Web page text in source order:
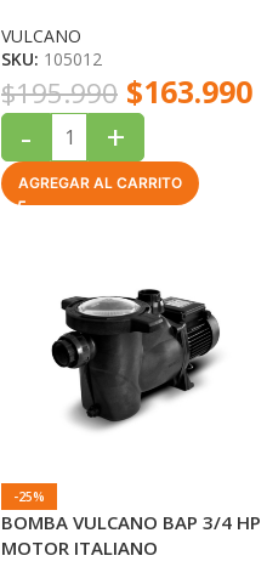
VULCANO
SKU: 105012
$195.990 $163.990
- +
AGREGAR AL CARRITO
-25%
BOMBA VULCANO BAP 3/4 HP
MOTOR ITALIANO